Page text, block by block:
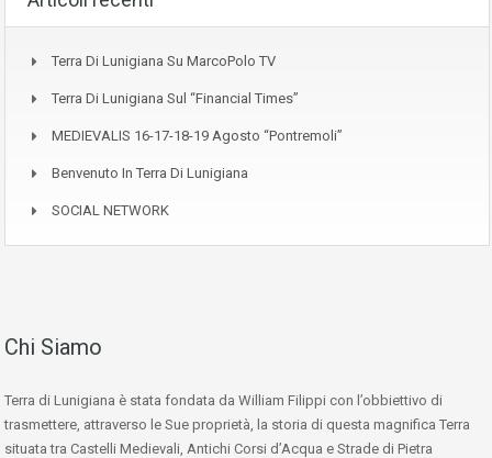
Terra Di Lunigiana Su MarcoPolo TV
Terra Di Lunigiana Sul “Financial Times”
MEDIEVALIS 16-17-18-19 Agosto “Pontremoli”
Benvenuto In Terra Di Lunigiana
SOCIAL NETWORK
Chi Siamo
Terra di Lunigiana è stata fondata da William Filippi con l’obbiettivo di
trasmettere, attraverso le Sue proprietà, la storia di questa magnifica Terra
situata tra Castelli Medievali, Antichi Corsi d’Acqua e Strade di Pietra